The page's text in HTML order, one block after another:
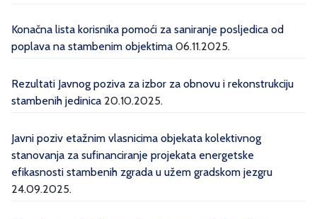
Konačna lista korisnika pomoći za saniranje posljedica od
poplava na stambenim objektima 06.11.2025.
Rezultati Javnog poziva za izbor za obnovu i rekonstrukciju
stambenih jedinica 20.10.2025.
Javni poziv etažnim vlasnicima objekata kolektivnog
stanovanja za sufinanciranje projekata energetske
efikasnosti stambenih zgrada u užem gradskom jezgru
24.09.2025.